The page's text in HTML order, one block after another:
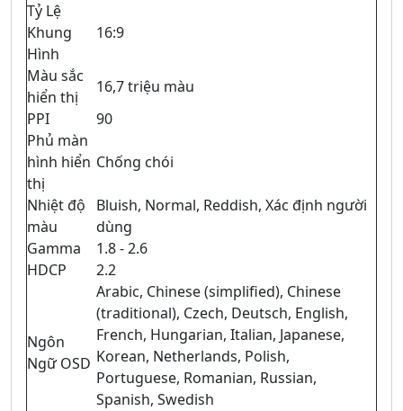
Tỷ Lệ
Khung
Hình
16:9
Màu sắc
hiển thị
16,7 triệu màu
PPI
90
Phủ màn
hình hiển
thị
Chống chói
Nhiệt độ
màu
Bluish, Normal, Reddish, Xác định người
dùng
Gamma
1.8 - 2.6
HDCP
2.2
Ngôn
Ngữ OSD
Arabic, Chinese (simplified), Chinese
(traditional), Czech, Deutsch, English,
French, Hungarian, Italian, Japanese,
Korean, Netherlands, Polish,
Portuguese, Romanian, Russian,
Spanish, Swedish